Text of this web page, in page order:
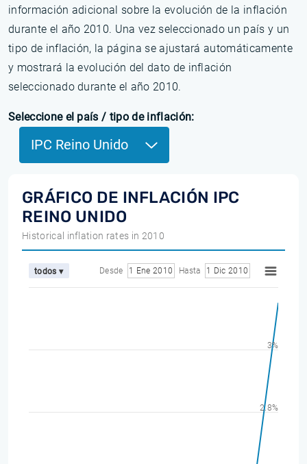
información adicional sobre la evolución de la inflación
durante el año 2010. Una vez seleccionado un país y un
tipo de inflación, la página se ajustará automáticamente
y mostrará la evolución del dato de inflación
seleccionado durante el año 2010.
Seleccione el país / tipo de inflación:
IPC Reino Unido
GRÁFICO DE INFLACIÓN IPC
REINO UNIDO
Historical inflation rates in 2010
todos ▾ Desde 1 Ene 2010 Hasta 1 Dic 2010
2.8%
3%